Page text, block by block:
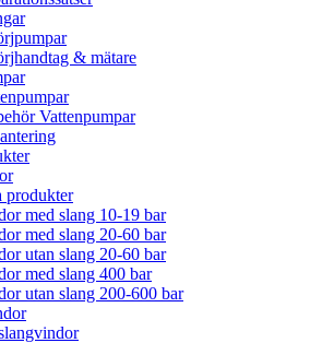
& mätare
Vattenpumpar
produkter
med slang 10-19 bar
med slang 20-60 bar
utan slang 20-60 bar
med slang 400 bar
utan slang 200-600 bar